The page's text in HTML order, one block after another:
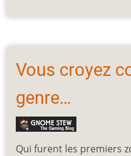
Vous croyez
genre…
Qui furent les premiers